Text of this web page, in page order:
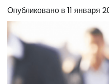
Опубликовано в 11 января